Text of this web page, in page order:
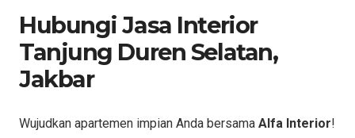
Hubungi Jasa Interior
Tanjung Duren Selatan,
Jakbar
Wujudkan apartemen impian Anda bersama Alfa Interior!